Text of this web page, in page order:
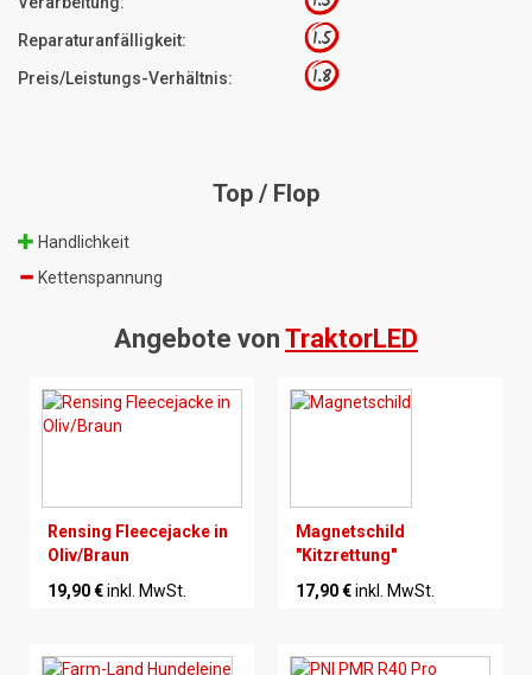
Reparaturanfälligkeit: 1.5
Preis/Leistungs-Verhältnis: 1.8
Top / Flop
Handlichkeit
Kettenspannung
Angebote von TraktorLED
Rensing Fleecejacke in
Oliv/Braun
19,90 €inkl. MwSt.
Magnetschild
"Kitzrettung"
17,90 €inkl. MwSt.